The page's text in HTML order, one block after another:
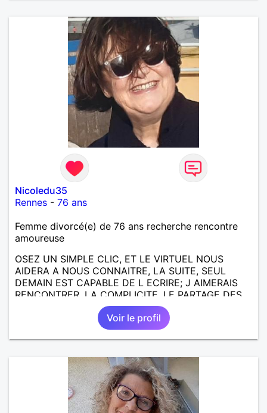
Nicoledu35
Rennes - 76 ans
Femme divorcé(e) de 76 ans recherche rencontre
amoureuse
OSEZ UN SIMPLE CLIC, ET LE VIRTUEL NOUS
AIDERA A NOUS CONNAITRE, LA SUITE, SEUL
DEMAIN EST CAPABLE DE L ECRIRE; J AIMERAIS
RENCONTRER, LA COMPLICITE, LE PARTAGE DES
BELLES CHOSES DE LA VIE : BALADES, VOYAGES
EN FRANCE OU AILLEURS. ETRE A L ECOUTE DE L
AUTRE, ET LA VIE SERA PLUS BELLE
ENCORE.....................
Voir le profil